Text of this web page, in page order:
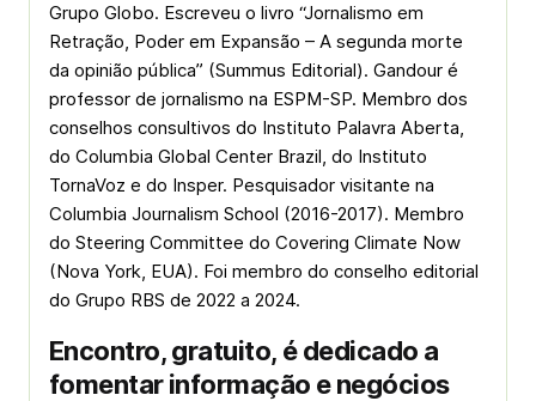
Grupo Globo. Escreveu o livro “Jornalismo em
Retração, Poder em Expansão – A segunda morte
da opinião pública” (Summus Editorial). Gandour é
professor de jornalismo na ESPM-SP. Membro dos
conselhos consultivos do Instituto Palavra Aberta,
do Columbia Global Center Brazil, do Instituto
TornaVoz e do Insper. Pesquisador visitante na
Columbia Journalism School (2016-2017). Membro
do Steering Committee do Covering Climate Now
(Nova York, EUA). Foi membro do conselho editorial
do Grupo RBS de 2022 a 2024.
Encontro, gratuito, é dedicado a
fomentar informação e negócios